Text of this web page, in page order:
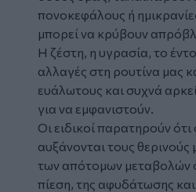
πονοκεφάλους ή
μπορεί να κρύβουν
Η ζέστη, η υγρασία, το
αλλαγές στη ρουτίνα μας
ευάλωτους και συχνά
για να εμφανιστούν.
Οι ειδικοί παρατηρούν ότι
αυξάνονται τους
των απότομων μεταβολών
πίεση, της αφυδάτωσης